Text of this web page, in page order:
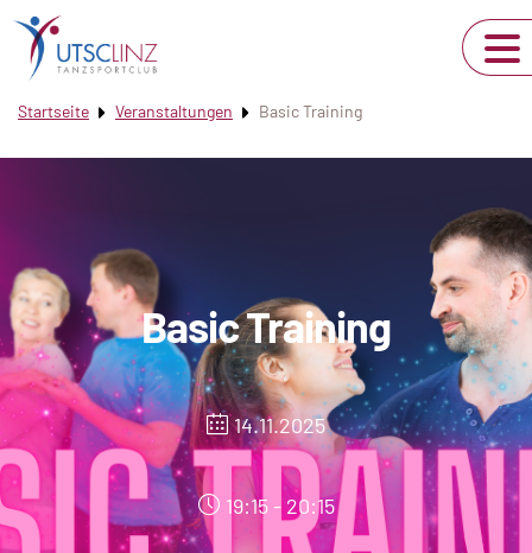
Startseite Veranstaltungen Basic Training
Basic Training
14.11.2025
19:15 - 20:15